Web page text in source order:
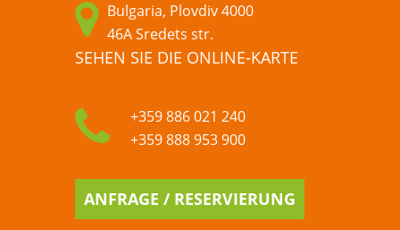
Bulgaria, Plovdiv 4000
46A Sredets str.
SEHEN SIE DIE ONLINE-KARTE
+359 886 021 240
+359 888 953 900
ANFRAGE / RESERVIERUNG